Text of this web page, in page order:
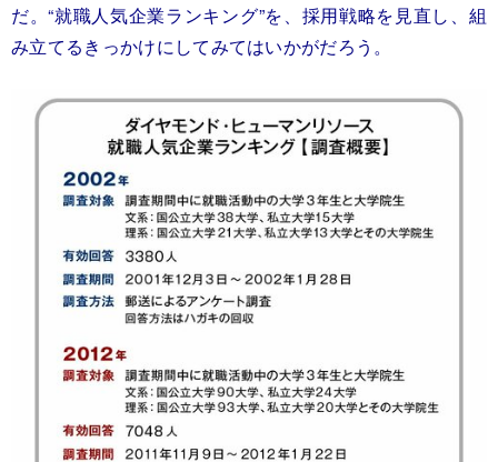
だ。“就職人気企業ランキング”を、採用戦略を見直し、組
み立てるきっかけにしてみてはいかがだろう。